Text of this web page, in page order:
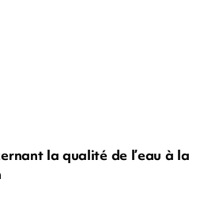
la qualité de l’eau à la